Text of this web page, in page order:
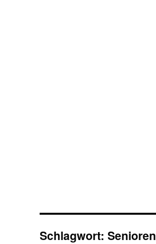
Schlagwort:Senioren